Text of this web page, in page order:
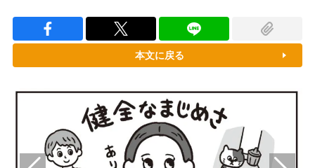
本文に戻る